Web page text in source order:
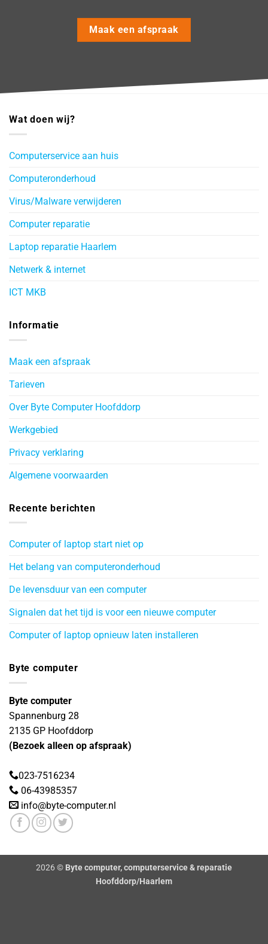
Maak een afspraak
Wat doen wij?
Computerservice aan huis
Computeronderhoud
Virus/Malware verwijderen
Computer reparatie
Laptop reparatie Haarlem
Netwerk & internet
ICT MKB
Informatie
Maak een afspraak
Tarieven
Over Byte Computer Hoofddorp
Werkgebied
Privacy verklaring
Algemene voorwaarden
Recente berichten
Computer of laptop start niet op
Het belang van computeronderhoud
De levensduur van een computer
Signalen dat het tijd is voor een nieuwe computer
Computer of laptop opnieuw laten installeren
Byte computer
Byte computer
Spannenburg 28
2135 GP Hoofddorp
(Bezoek alleen op afspraak)
023-7516234
06-43985357
info@byte-computer.nl
2026 © Byte computer, computerservice & reparatie
Hoofddorp/Haarlem